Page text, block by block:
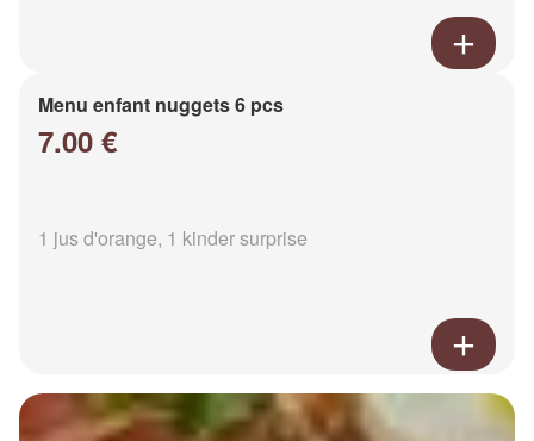
Menu enfant nuggets 6 pcs
7.00 €
1 jus d'orange, 1 kinder surprise